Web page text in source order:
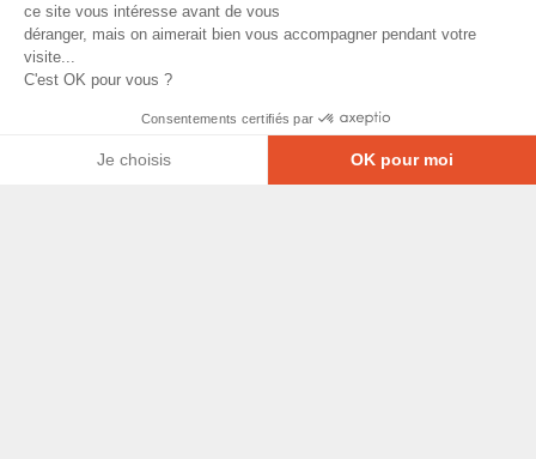
ce site vous intéresse avant de vous
déranger, mais on aimerait bien vous accompagner pendant votre
visite...
C'est OK pour vous ?
Consentements certifiés par
Je choisis OK pour moi